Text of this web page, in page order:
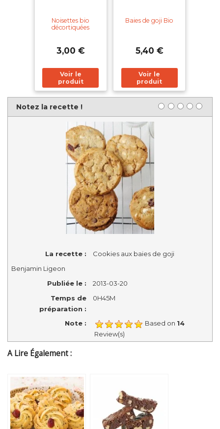
Noisettes bio
décortiquées
3,00 €
Baies de goji Bio
5,40 €
Notez la recette ! Rating
1 star2 stars
3 stars4 stars
La recette :
Cookies aux baies de goji
Benjamin Ligeon
Publiée le :
2013-03-20
Temps de
préparation :
0H45M
Note : Based on 14
Review(s)
A Lire Également :